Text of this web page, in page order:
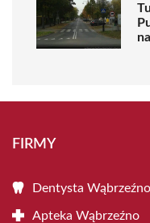
FIRMY
Dentysta Wąbrzeźno
Apteka Wąbrzeźno